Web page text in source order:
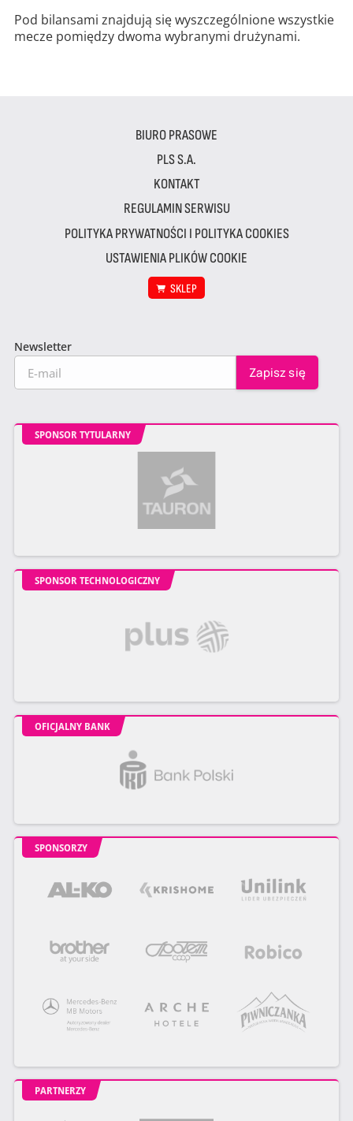
Pod bilansami znajdują się wyszczególnione wszystkie
mecze pomiędzy dwoma wybranymi drużynami.
BIURO PRASOWE
PLS S.A.
KONTAKT
REGULAMIN SERWISU
POLITYKA PRYWATNOŚCI I POLITYKA COOKIES
USTAWIENIA PLIKÓW COOKIE
SKLEP
Newsletter
SPONSOR TYTULARNY
SPONSOR TECHNOLOGICZNY
OFICJALNY BANK
SPONSORZY
PARTNERZY